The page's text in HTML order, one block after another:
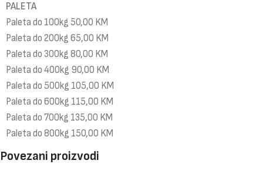
PALETA
Paleta do 100kg 50,00 KM
Paleta do 200kg 65,00 KM
Paleta do 300kg 80,00 KM
Paleta do 400kg 90,00 KM
Paleta do 500kg 105,00 KM
Paleta do 600kg 115,00 KM
Paleta do 700kg 135,00 KM
Paleta do 800kg 150,00 KM
Povezani proizvodi